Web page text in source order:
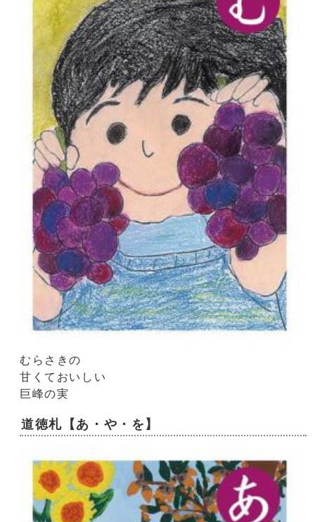
むらさきの
甘くておいしい
巨峰の実
道徳札【あ・や・を】